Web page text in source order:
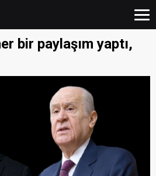
bir paylaşım yaptı,